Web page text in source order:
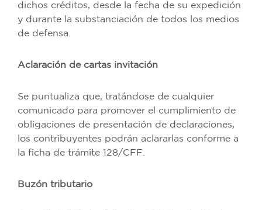
dichos créditos, desde la fecha de su expedición
y durante la substanciación de todos los medios
de defensa.
Aclaración de cartas invitación
Se puntualiza que, tratándose de cualquier
comunicado para promover el cumplimiento de
obligaciones de presentación de declaraciones,
los contribuyentes podrán aclararlas conforme a
la ficha de trámite 128/CFF.
Buzón tributario